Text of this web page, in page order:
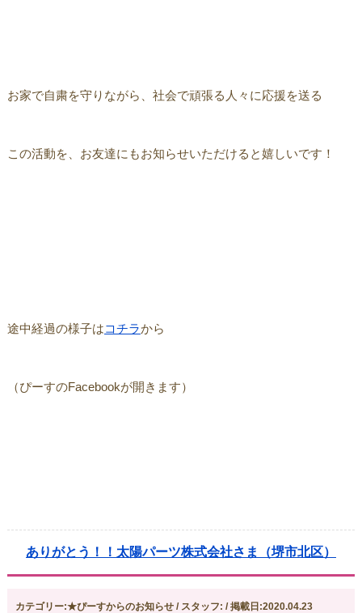
お家で自粛を守りながら、社会で頑張る人々に応援を送る
この活動を、お友達にもお知らせいただけると嬉しいです！
途中経過の様子はコチラから
（ぴーすのFacebookが開きます）
ありがとう！！太陽パーツ株式会社さま（堺市北区）
カテゴリー:★ぴーすからのお知らせ / スタッフ: / 掲載日:2020.04.23